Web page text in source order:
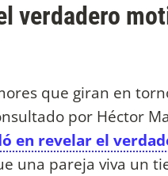
verdadero
que giran en
por Héctor
en revelar el
una pareja viva un